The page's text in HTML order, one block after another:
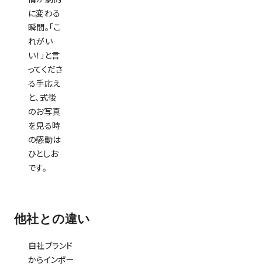
に変わる
瞬間。「こ
れがい
い！」と言
ってくださ
る手応え
と、式後
のお写真
を見る時
の感動は
ひとしお
です。
他社との違い
自社ブランド
からインポー